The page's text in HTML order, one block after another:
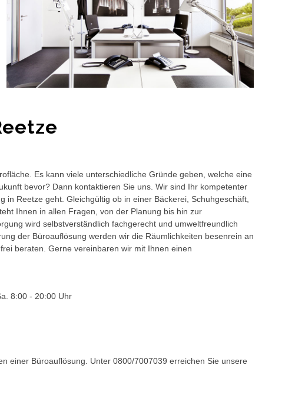
Es kann viele unterschiedliche Gründe geben, welche eine
bevor? Dann kontaktieren Sie uns. Wir sind Ihr kompetenter
Reetze geht. Gleichgültig ob in einer Bäckerei, Schuhgeschäft,
Ihnen in allen Fragen, von der Planung bis hin zur
wird selbstverständlich fachgerecht und umweltfreundlich
der Büroauflösung werden wir die Räumlichkeiten besenrein an
beraten. Gerne vereinbaren wir mit Ihnen einen
8:00 - 20:00 Uhr
einer Büroauflösung. Unter 0800/7007039 erreichen Sie unsere